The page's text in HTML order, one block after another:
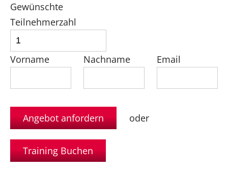
Gewünschte
Teilnehmerzahl
Vorname Nachname Email
oder